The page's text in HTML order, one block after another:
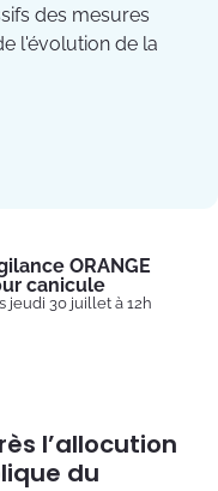
des mesures
l'évolution de la
ORANGE
canicule
jeudi 30 juillet à 12h
l’allocution
du